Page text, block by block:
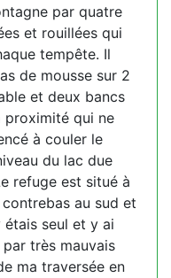
par quatre
et rouillées qui
tempête. Il
de mousse sur 2
et deux bancs
proximité qui ne
à couler le
du lac due
refuge est situé à
au sud et
seul et y ai
très mauvais
ma traversée en